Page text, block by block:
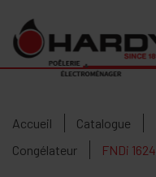
Accueil Catalogue
Congélateur
FNDi 1624